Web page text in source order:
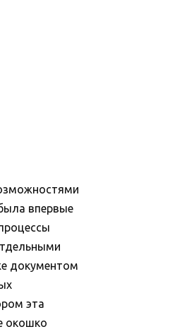
впервые
документом
эта
окошко